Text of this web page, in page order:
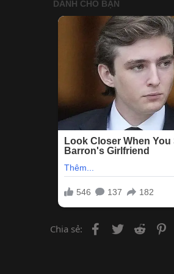
Chia sẻ: Facebook
Twitter Reddit